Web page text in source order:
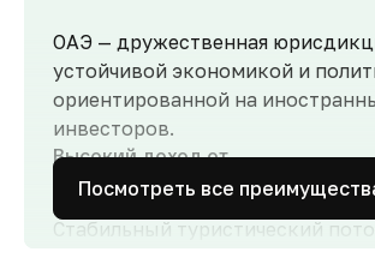
ОАЭ — дружественная
устойчивой экономикой и
ориентированной на
инвесторов.
Высокий доход от
аренды
Стабильный туристический
Посмотреть все